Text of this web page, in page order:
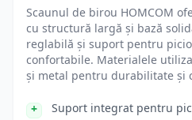
Scaunul de birou HOMCOM
cu structură largă și bază
reglabilă și suport pentru
confortabile. Materialele
și metal pentru durabilitate și
Suport integrat pentru